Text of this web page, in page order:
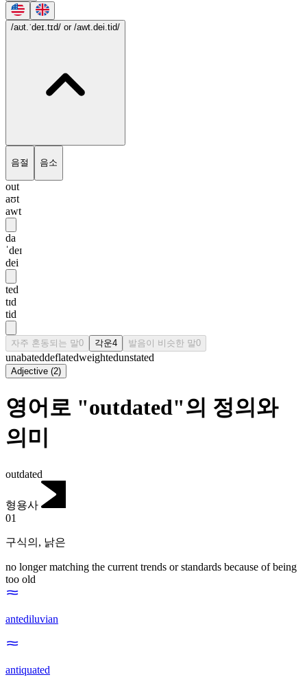
/aʊt.ˈdeɪ.tɪd/ or /awt.dei.tid/
음절 음소
out
aʊt
awt
da
ˈdeɪ
dei
ted
tɪd
tid
자주 혼동되는 말0 각운4 발음이 비슷한 말0
unabateddeflatedweightedunstated
Adjective (2)
영어로 "outdated"의 정의와
의미
outdated
형용사
01
구식의 , 낡은
no longer matching the current trends or standards because of being
too old
antediluvian
antiquated